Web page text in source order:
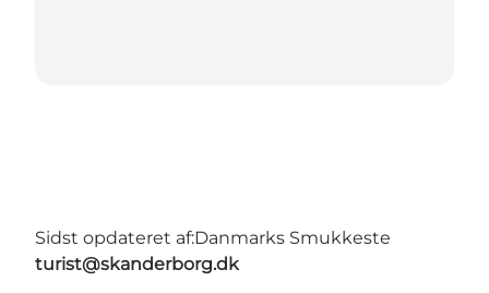
Sidst opdateret af:Danmarks Smukkeste
turist@skanderborg.dk